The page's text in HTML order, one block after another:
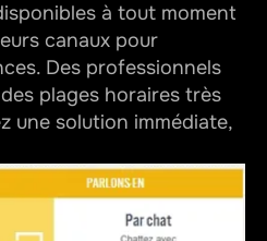
à tout moment
canaux pour
Des professionnels
plages horaires très
une solution immédiate,